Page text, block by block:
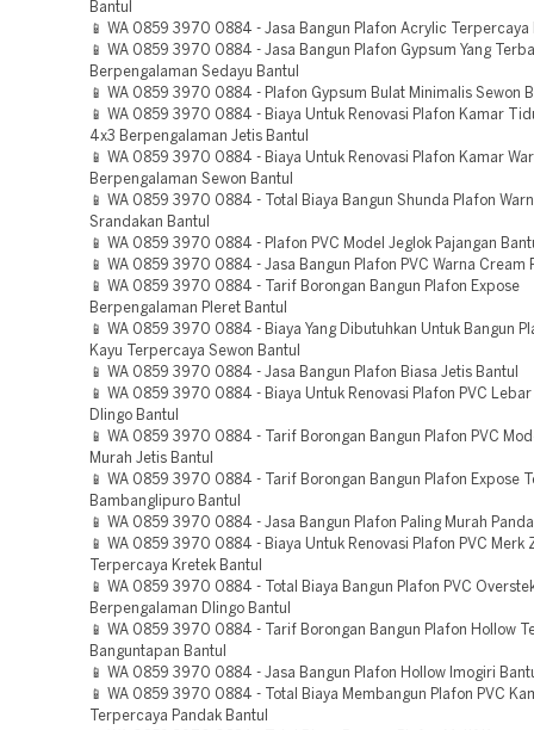
Bantul
📱 WA 0859 3970 0884 - Jasa Bangun Plafon Acrylic Terpercaya
📱 WA 0859 3970 0884 - Jasa Bangun Plafon Gypsum Yang
Berpengalaman Sedayu Bantul
📱 WA 0859 3970 0884 - Plafon Gypsum Bulat Minimalis Sewon
📱 WA 0859 3970 0884 - Biaya Untuk Renovasi Plafon Kamar
4x3 Berpengalaman Jetis Bantul
📱 WA 0859 3970 0884 - Biaya Untuk Renovasi Plafon Kamar
Berpengalaman Sewon Bantul
📱 WA 0859 3970 0884 - Total Biaya Bangun Shunda Plafon
Srandakan Bantul
📱 WA 0859 3970 0884 - Plafon PVC Model Jeglok Pajangan
📱 WA 0859 3970 0884 - Jasa Bangun Plafon PVC Warna Cream
📱 WA 0859 3970 0884 - Tarif Borongan Bangun Plafon Expose
Berpengalaman Pleret Bantul
📱 WA 0859 3970 0884 - Biaya Yang Dibutuhkan Untuk Bangun
Kayu Terpercaya Sewon Bantul
📱 WA 0859 3970 0884 - Jasa Bangun Plafon Biasa Jetis Bantul
📱 WA 0859 3970 0884 - Biaya Untuk Renovasi Plafon PVC
Dlingo Bantul
📱 WA 0859 3970 0884 - Tarif Borongan Bangun Plafon PVC
Murah Jetis Bantul
📱 WA 0859 3970 0884 - Tarif Borongan Bangun Plafon Expose
Bambanglipuro Bantul
📱 WA 0859 3970 0884 - Jasa Bangun Plafon Paling Murah
📱 WA 0859 3970 0884 - Biaya Untuk Renovasi Plafon PVC Merk
Terpercaya Kretek Bantul
📱 WA 0859 3970 0884 - Total Biaya Bangun Plafon PVC
Berpengalaman Dlingo Bantul
📱 WA 0859 3970 0884 - Tarif Borongan Bangun Plafon Hollow
Banguntapan Bantul
📱 WA 0859 3970 0884 - Jasa Bangun Plafon Hollow Imogiri
📱 WA 0859 3970 0884 - Total Biaya Membangun Plafon PVC
Terpercaya Pandak Bantul